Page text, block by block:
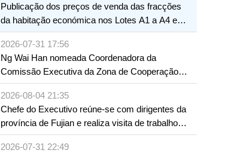
Publicação dos preços de venda das fracções
da habitação económica nos Lotes A1 a A4 e
A12 da Zona A dos Novos Aterros
2026-07-31 17:56
Ng Wai Han nomeada Coordenadora da
Comissão Executiva da Zona de Cooperação
Aprofundada entre Guangdong e Macau em
Hengqin
2026-08-04 21:35
Chefe do Executivo reúne-se com dirigentes da
província de Fujian e realiza visita de trabalho
em Fuzhou
2026-07-31 22:49